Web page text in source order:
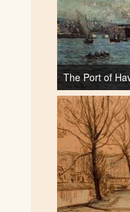
The Port of